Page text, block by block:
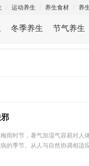
运动养生 养生食材 养
冬季养生 节气养生
雨时节，暑气加湿气容易对人
的季节。从人与自然协调相适